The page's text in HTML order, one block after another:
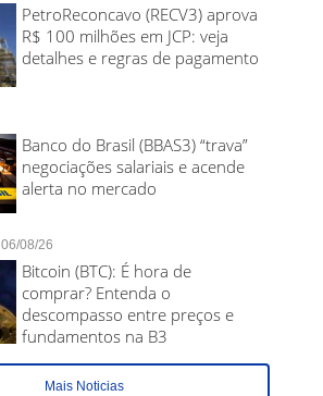
PetroReconcavo (RECV3) aprova
R$ 100 milhões em JCP: veja
detalhes e regras de pagamento
Banco do Brasil (BBAS3) “trava”
negociações salariais e acende
alerta no mercado
06/08/26
Bitcoin (BTC): É hora de
comprar? Entenda o
descompasso entre preços e
fundamentos na B3
Mais Noticias